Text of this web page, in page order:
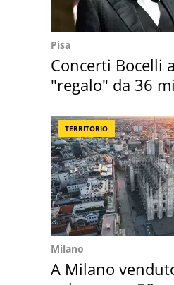
Pisa
Concerti Bocelli
"regalo" da 36
TERRITORIO
Milano
A Milano